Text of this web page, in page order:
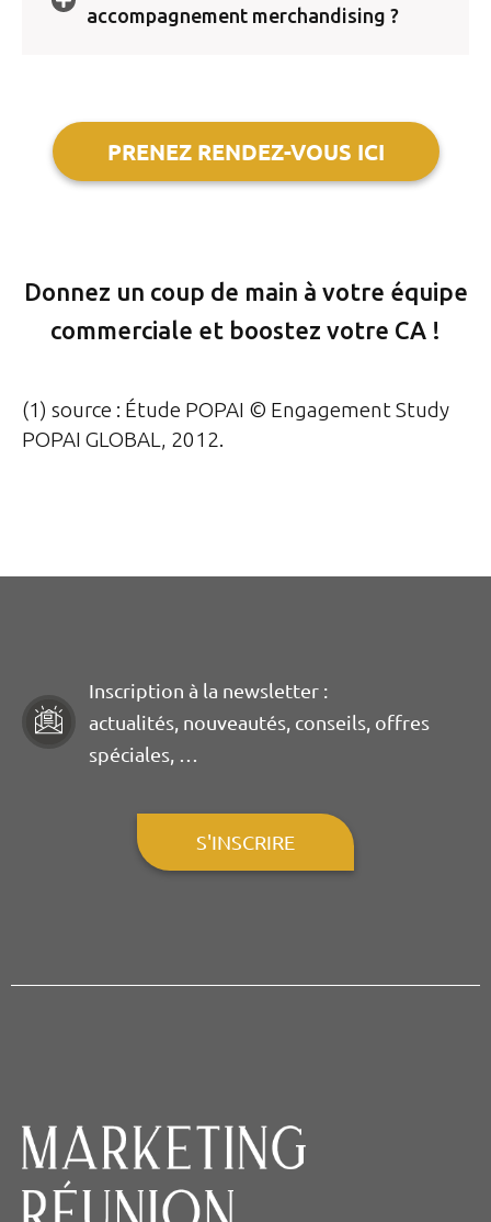
accompagnement merchandising ?
PRENEZ RENDEZ-VOUS ICI
Donnez un coup de main à votre équipe
commerciale et boostez votre CA !
(1) source : Étude POPAI © Engagement Study
POPAI GLOBAL, 2012.
Inscription à la newsletter :
actualités, nouveautés, conseils, offres
spéciales, …
S'INSCRIRE